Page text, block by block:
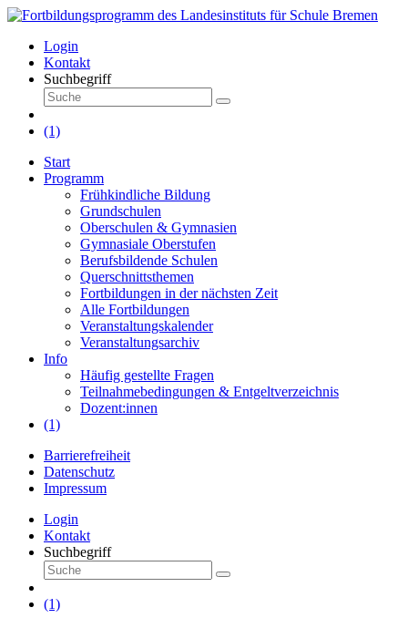
Login
Kontakt
Suchbegriff
(1)
Start
Programm
Frühkindliche Bildung
Grundschulen
Oberschulen & Gymnasien
Gymnasiale Oberstufen
Berufsbildende Schulen
Querschnittsthemen
Fortbildungen in der nächsten Zeit
Alle Fortbildungen
Veranstaltungskalender
Veranstaltungsarchiv
Info
Häufig gestellte Fragen
Teilnahmebedingungen & Entgeltverzeichnis
Dozent:innen
(1)
Barrierefreiheit
Datenschutz
Impressum
Login
Kontakt
Suchbegriff
(1)